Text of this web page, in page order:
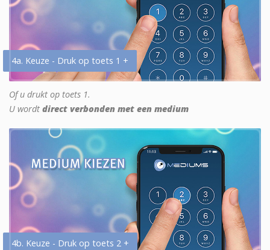
4a. Keuze - Druk op toets 1 +
Of u drukt op toets 1.
U wordt direct verbonden met een medium
4b. Keuze - Druk op toets 2 +